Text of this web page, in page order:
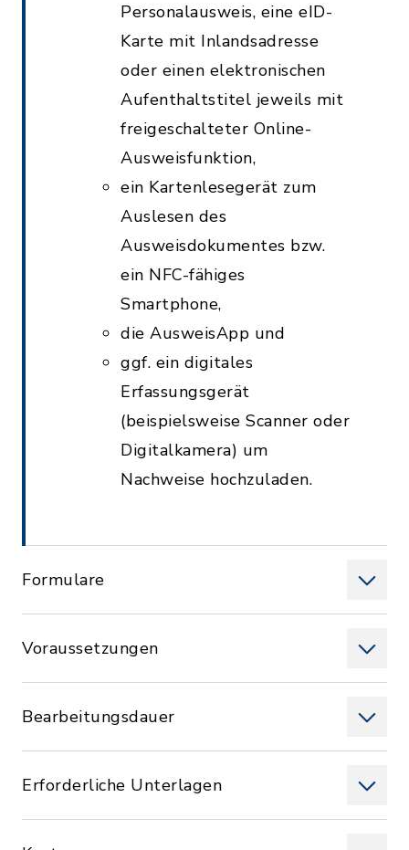
Personalausweis, eine eID-
Karte mit Inlandsadresse
oder einen elektronischen
Aufenthaltstitel jeweils mit
freigeschalteter Online-
Ausweisfunktion,
ein Kartenlesegerät zum
Auslesen des
Ausweisdokumentes bzw.
ein NFC-fähiges
Smartphone,
die AusweisApp und
ggf. ein digitales
Erfassungsgerät
(beispielsweise Scanner oder
Digitalkamera) um
Nachweise hochzuladen.
Formulare
Voraussetzungen
Bearbeitungsdauer
Erforderliche Unterlagen